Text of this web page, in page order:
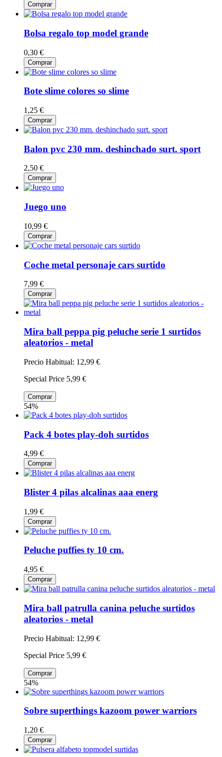
Comprar
Bolsa regalo top model grande
0,30 €
Comprar
Bote slime colores so slime
1,25 €
Comprar
Balon pvc 230 mm. deshinchado surt. sport
2,50 €
Comprar
Juego uno
10,99 €
Comprar
Coche metal personaje cars surtido
7,99 €
Comprar
Mira ball peppa pig peluche serie 1 surtidos
aleatorios - metal
Precio Habitual: 12,99 €
Special Price 5,99 €
Comprar
54%
Pack 4 botes play-doh surtidos
4,99 €
Comprar
Blister 4 pilas alcalinas aaa energ
1,99 €
Comprar
Peluche puffies ty 10 cm.
4,95 €
Comprar
Mira ball patrulla canina peluche surtidos
aleatorios - metal
Precio Habitual: 12,99 €
Special Price 5,99 €
Comprar
54%
Sobre superthings kazoom power warriors
1,20 €
Comprar